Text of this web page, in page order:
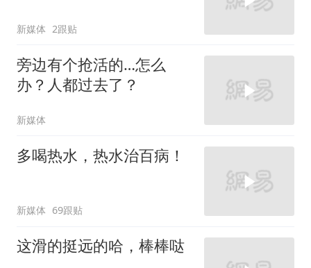
新媒体 2跟贴
旁边有个抢活的…怎么
办？人都过去了？
新媒体
多喝热水，热水治百病！
新媒体 69跟贴
这滑的挺远的哈，棒棒哒